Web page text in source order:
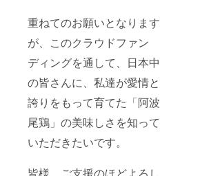
重ねてのお願いとなります
が、このクラウドファン
ディングを通して、日本中
の皆さんに、私達が愛情と
誇りをもって育てた「阿波
尾鶏」の美味しさを知って
いただきたいです。
皆様、ご支援のほどよろし